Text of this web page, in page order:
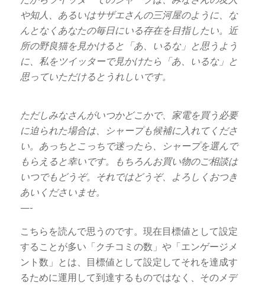
や知人、あるいはサザエさんの三河屋のように、な
んとなくあなたの毎日にいる存在を目指したい。近
所の野良猫を見かけると「あ、いるな」と思うよう
に、私をツイッターで見かけたら「あ、いるな」と
思っていただけるとうれしいです。
ただしみなさんがいつかどこかで、家電を買う必要
に迫られた場合は、シャープも候補に入れてくださ
い。あっちとこっちで迷ったら、シャープを選んで
もらえると幸いです。もちろんお買い物のご相談は
いつでもどうぞ。それではどうぞ、よろしくおつき
あいくださいませ。
—-
こちらを読んで思うのです。現在目標値として設定
することが多い「クチコミの数」や「エンゲージメ
ント数」とは、目標値として設定してそれを達成す
るために運用して到達するものではなく、そのメデ